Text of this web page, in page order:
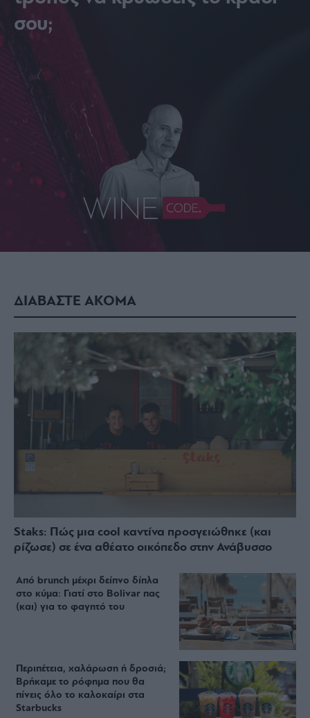
σου;
ΔΙΑΒΑΣΤΕ ΑΚΟΜΑ
Staks: Πώς μια cool καντίνα προσγειώθηκε (και
ρίζωσε) σε ένα αθέατο οικόπεδο στην Ανάβυσσο
Από brunch μέχρι δείπνο δίπλα
στο κύμα: Γιατί στο Bolivar πας
(και) για το φαγητό του
Περιπέτεια, χαλάρωση ή δροσιά;
Βρήκαμε το ρόφημα που θα
πίνεις όλο το καλοκαίρι στα
Starbucks